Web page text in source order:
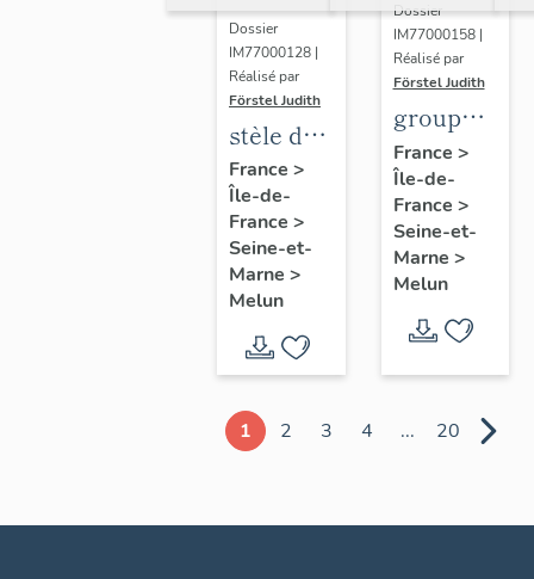
Dossier
IM77000128 |
Réalisé par
Förstel Judith
stèle de
Marguerite
Lamour
France >
Île-de-
France >
Seine-et-
Marne >
Melun
Dossier
IM77000158 |
Réalisé par
Förstel Judith
groupe
des
Trois
Grâces
France >
Île-de-
France >
Seine-et-
Marne >
Melun
1 2 3 4 ... 20